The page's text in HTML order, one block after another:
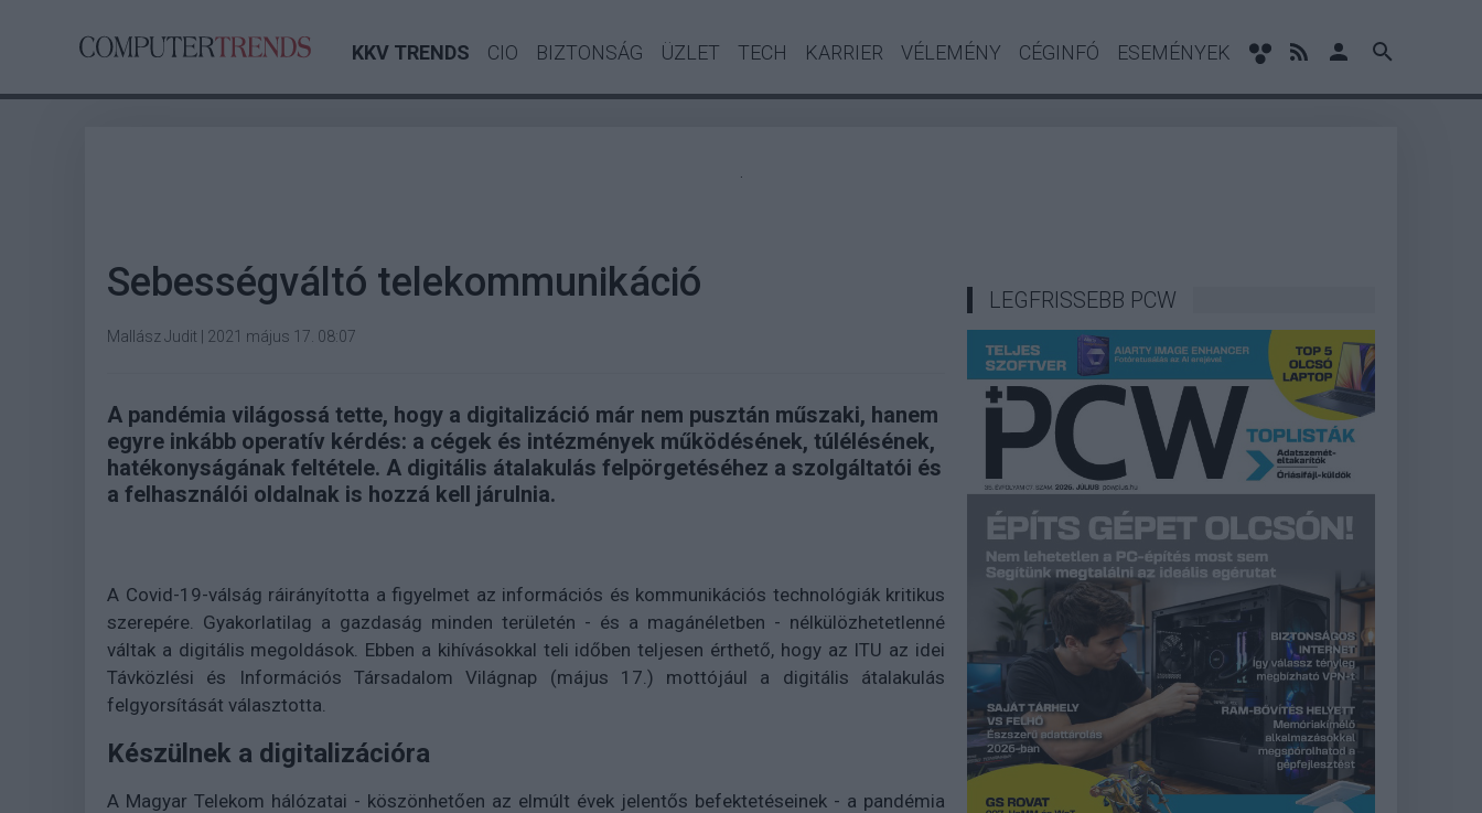
KKV TRENDS CIO BIZTONSÁG ÜZLET TECH KARRIER VÉLEMÉNY CÉGINFÓ ESEMÉNYEK
Sebességváltó telekommunikáció
Mallász Judit 2021 május 17. 08:07
A pandémia világossá tette, hogy a digitalizáció már nem pusztán műszaki, hanem
egyre inkább operatív kérdés: a cégek és intézmények működésének, túlélésének,
hatékonyságának feltétele. A digitális átalakulás felpörgetéséhez a szolgáltatói és
a felhasználói oldalnak is hozzá kell járulnia.
A Covid-19-válság ráirányította a figyelmet az információs és kommunikációs technológiák kritikus
szerepére. Gyakorlatilag a gazdaság minden területén - és a magánéletben - nélkülözhetetlenné
váltak a digitális megoldások. Ebben a kihívásokkal teli időben teljesen érthető, hogy az ITU az idei
Távközlési és Információs Társadalom Világnap (május 17.) mottójául a digitális átalakulás
felgyorsítását választotta.
Készülnek a digitalizációra
A Magyar Telekom hálózatai - köszönhetően az elmúlt évek jelentős befektetéseinek - a pandémia
LEGFRISSEBB PCW